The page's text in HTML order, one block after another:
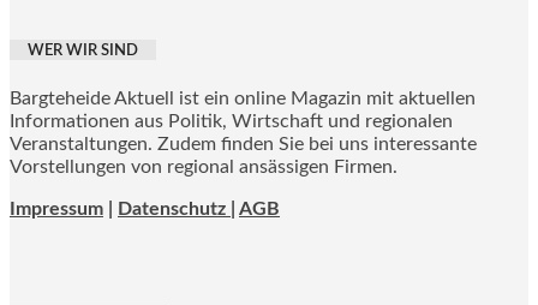
WER WIR SIND
Bargteheide Aktuell ist ein online Magazin mit aktuellen
Informationen aus Politik, Wirtschaft und regionalen
Veranstaltungen. Zudem finden Sie bei uns interessante
Vorstellungen von regional ansässigen Firmen.
Impressum Datenschutz | AGB